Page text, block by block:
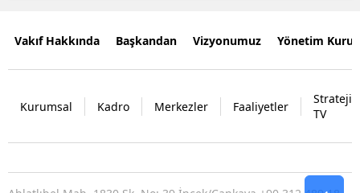
Vakıf Hakkında Başkandan Vizyonumuz Yönetim
Kurumsal Kadro Merkezler Faaliyetler
Strateji
TV